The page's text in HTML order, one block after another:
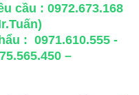
cầu : 0972.673.168
: 0971.610.555 -
–